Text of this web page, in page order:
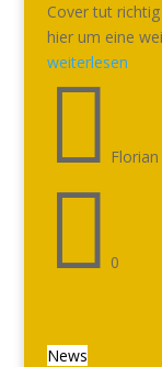
Cover tut
hier um eine
weiterlesen

 0
News